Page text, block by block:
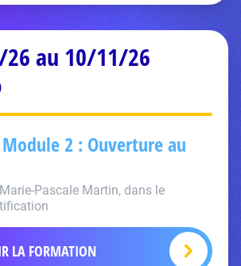
au 10/11/26
2 : Ouverture au
Pascale Martin, dans le
LA FORMATION